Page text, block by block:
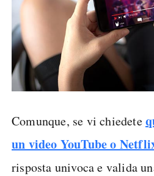
Comunque, se vi chiedete
un video YouTube o
risposta univoca e valida